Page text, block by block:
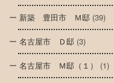
新築 豊田市 Ｍ邸 (39)
名古屋市 Ｄ邸 (3)
名古屋市 Ｍ邸（１） (1)